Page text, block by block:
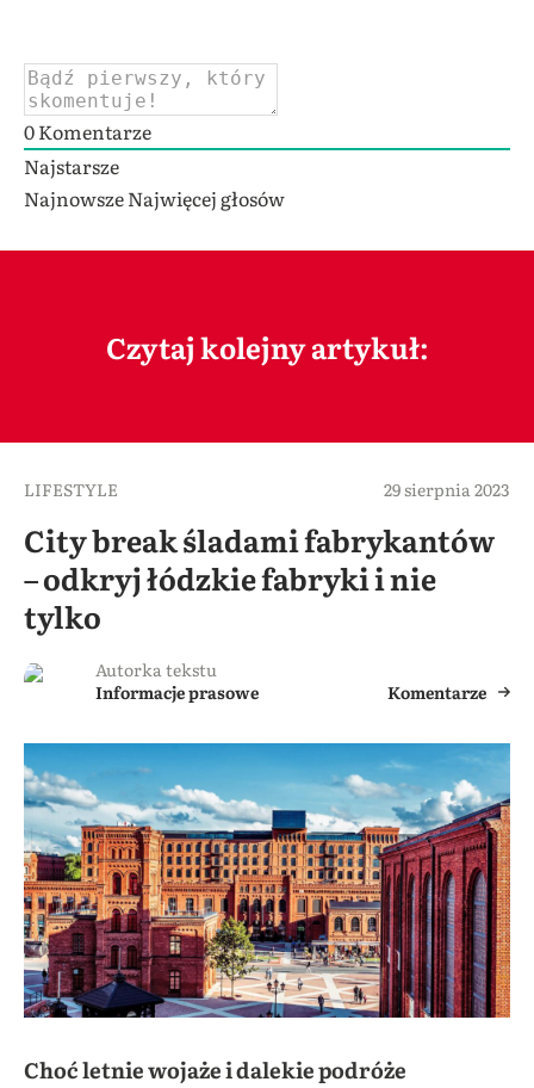
0Komentarze
Najstarsze
NajnowszeNajwięcej głosów
Czytaj kolejny artykuł:
LIFESTYLE 29 sierpnia 2023
City break śladami fabrykantów
– odkryj łódzkie fabryki i nie
tylko
Autorka tekstu
Informacje prasowe
Komentarze
Choć letnie wojaże i dalekie podróże